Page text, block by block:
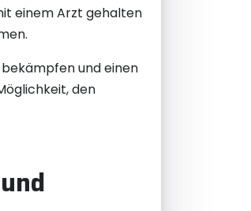
einem Arzt gehalten
und einen
den